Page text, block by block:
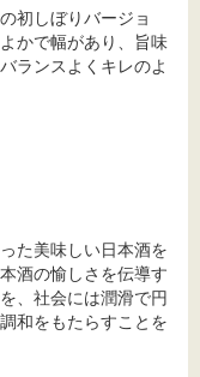
初しぼりバージョ
かで幅があり、旨味
ランスよくキレのよ
た美味しい日本酒を
酒の愉しさを伝導す
、社会には潤滑で円
和をもたらすことを